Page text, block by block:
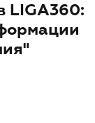
LIGA360: